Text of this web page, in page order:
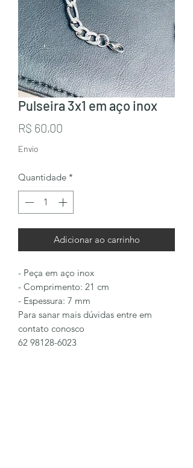
Pulseira 3x1 em aço inox
R$ 60,00
Envio
Quantidade *
Adicionar ao carrinho
- Peça em aço inox
- Comprimento: 21 cm
- Espessura: 7 mm
Para sanar mais dúvidas entre em
contato conosco
62 98128-6023